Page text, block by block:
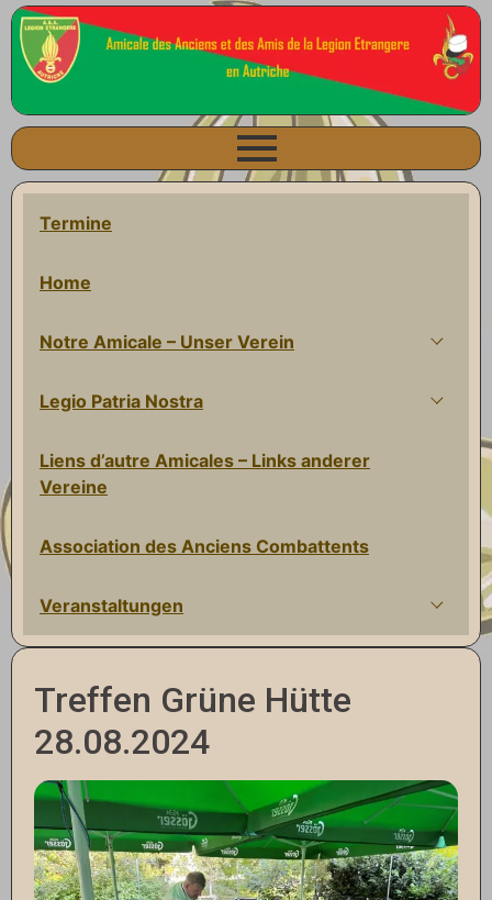
Termine
Home
Notre Amicale – Unser Verein
Legio Patria Nostra
Liens d’autre Amicales – Links anderer
Vereine
Association des Anciens Combattents
Veranstaltungen
Treffen Grüne Hütte
28.08.2024